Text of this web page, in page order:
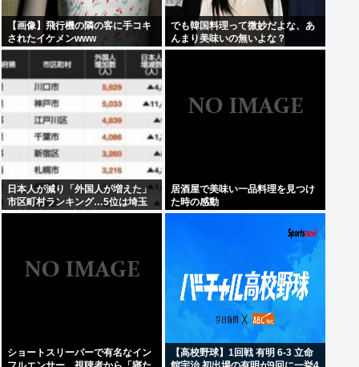
【画像】飛行機の隣の客に手コキ
されたイケメンwww
でも韓国料理って微妙だよな、あ
んまり美味いの無いよな？
日本人が減り「外国人が増えた」
市区町村ランキング…5位は埼玉
県川口市、4位京都市、ではトッ
居酒屋で美味い一品料理を見つけ
た時の感動
ショートスリーパーで有名なイン
【高校野球】1回戦 有明 6-3 立命